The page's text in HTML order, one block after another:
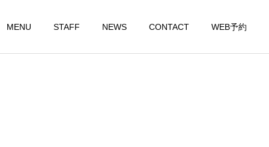
MENU STAFF NEWS CONTACT WEB予約